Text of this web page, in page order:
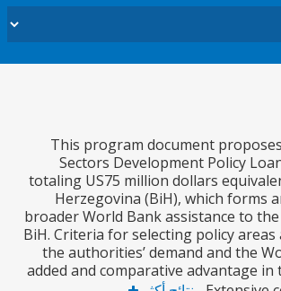
This program document
Sectors Development
totaling US75 million dollars
Herzegovina (BiH), which
broader World Bank
BiH. Criteria for selecting
the authorities’ demand and
added and comparative